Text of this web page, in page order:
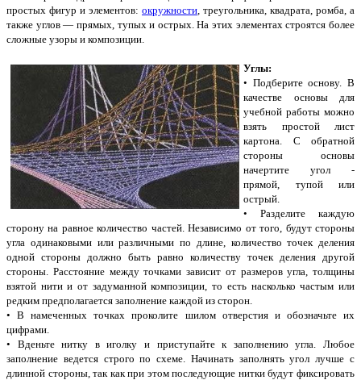
простых фигур и элементов: окружности , треугольника, квадрата, ромба, а
также углов — прямых, тупых и острых. На этих элементах строятся более
сложные узоры и композиции.
Углы:
• Подберите основу. В
качестве основы для
учебной работы можно
взять простой лист
картона. С обратной
стороны основы
начертите угол -
прямой, тупой или
острый.
• Разделите каждую
сторону на равное количество частей. Независимо от того, будут стороны
угла одинаковыми или различными по длине, количество точек деления
одной стороны должно быть равно количеству точек деления другой
стороны. Расстояние между точками зависит от размеров угла, толщины
взятой нити и от задуманной композиции, то есть насколько частым или
редким предполагается заполнение каждой из сторон.
• В намеченных точках проколите шилом отверстия и обозначьте их
цифрами.
• Вденьте нитку в иголку и приступайте к заполнению угла. Любое
заполнение ведется строго по схеме. Начинать заполнять угол лучше с
длинной стороны, так как при этом последующие нитки будут фиксировать